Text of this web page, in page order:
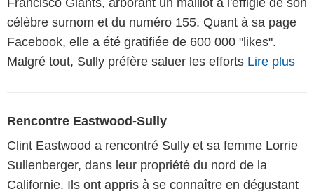
célèbre surnom et du numéro 155. Quant à sa page
Facebook, elle a été gratifiée de 600 000 "likes".
Malgré tout, Sully préfère saluer les efforts Lire plus
Rencontre Eastwood-Sully
Clint Eastwood a rencontré Sully et sa femme Lorrie
Sullenberger, dans leur propriété du nord de la
Californie. Ils ont appris à se connaître en dégustant